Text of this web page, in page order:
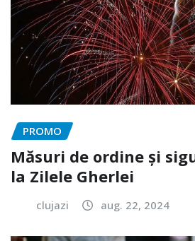
PROMO
Măsuri de ordine și
la Zilele Gherlei
clujazi aug. 22, 2024